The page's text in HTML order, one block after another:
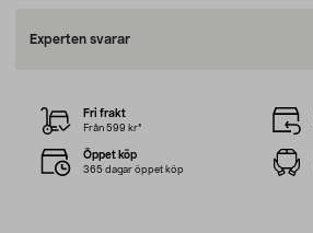
Experten svarar
Fri frakt
Från 599 kr*
Öppet köp
365 dagar öppet köp